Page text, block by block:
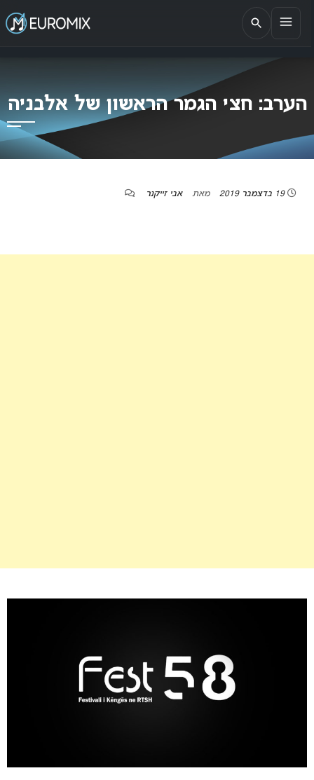
EUROMIX
אתר הבית של האירוויזיון בישראל
הערב: חצי הגמר הראשון של אלבניה
19 בדצמבר 2019 מאת אבי זייקנר